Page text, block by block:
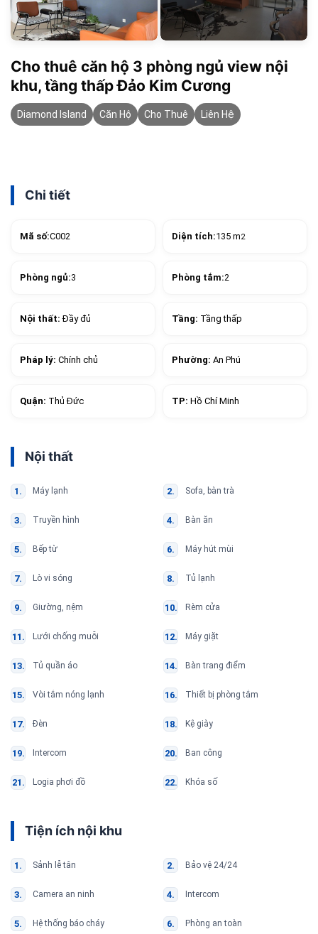
Cho thuê căn hộ 3 phòng ngủ view nội
khu, tầng thấp Đảo Kim Cương
Diamond Island Căn Hộ Cho Thuê Liên Hệ
Chi tiết
Mã số:C002 Diện tích:135 m2
Phòng ngủ:3 Phòng tắm:2
Nội thất:Đầy đủ Tầng: Tầng thấp
Pháp lý: Chính chủ Phường: An Phú
Quận: Thủ Đức TP: Hồ Chí Minh
Nội thất
Máy lạnh Sofa, bàn trà
Truyền hình Bàn ăn
Bếp từ Máy hút mùi
Lò vi sóng Tủ lạnh
Giường, nệm Rèm cửa
Lưới chống muỗi Máy giặt
Tủ quần áo Bàn trang điểm
Vòi tắm nóng lạnh Thiết bị phòng tắm
Đèn Kệ giày
Intercom Ban công
Logia phơi đồ Khóa số
Tiện ích nội khu
Sảnh lễ tân Bảo vệ 24/24
Camera an ninh Intercom
Hệ thống báo cháy Phòng an toàn